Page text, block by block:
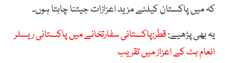
کہ میں پاکستان کیلئے مزید اعزازات جیتنا چاہتا ہوں۔
یہ بھی پڑھیے:قطر:پاکستانی سفارتخانے میں پاکستانی ریسلر
انعام بٹ کے اعزاز میں تقریب